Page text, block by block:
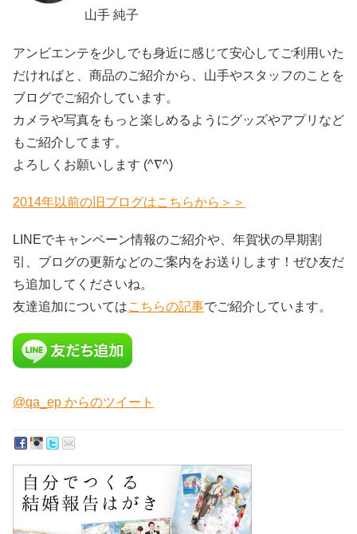
山手 純子
アンビエンテを少しでも身近に感じて安心してご利用いた
だければと、商品のご紹介から、山手やスタッフのことを
ブログでご紹介しています。
カメラや写真をもっと楽しめるようにグッズやアプリなど
もご紹介してます。
よろしくお願いします (^∇^)
2014年以前の旧ブログはこちらから＞＞
LINEでキャンペーン情報のご紹介や、年賀状の早期割
引、ブログの更新などのご案内をお送りします！ぜひ友だ
ち追加してくださいね。
友達追加についてはこちらの記事でご紹介しています。
@qa_ep からのツイート